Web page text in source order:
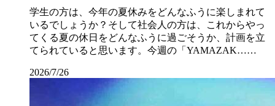
学生の方は、今年の夏休みをどんなふうに楽しまれて
いるでしょうか？そして社会人の方は、これからやっ
てくる夏の休日をどんなふうに過ごそうか、計画を立
てられていると思います。今週の「YAMAZAK……
2026/7/26